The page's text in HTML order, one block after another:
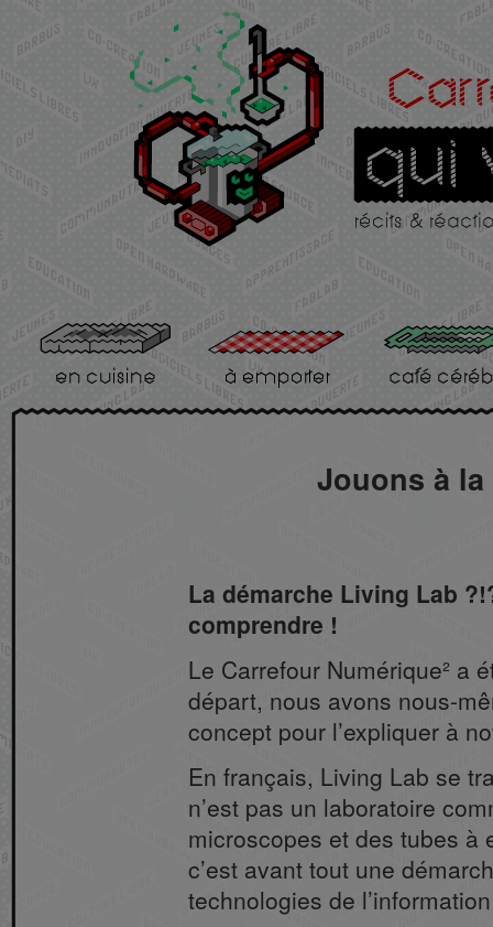
Jouons à
La démarche Living Lab
comprendre !
Le Carrefour Numérique² a
départ, nous avons nous-
concept pour l’expliquer à
En français, Living Lab se
n’est pas un laboratoire
microscopes et des tubes à
c’est avant tout une
technologies de